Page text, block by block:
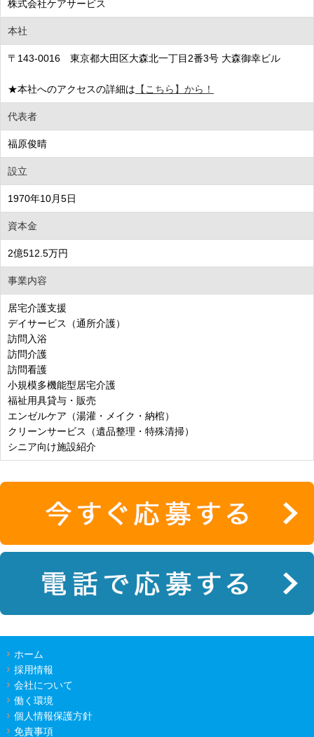
株式会社ケアサービス
本社
〒143-0016 東京都大田区大森北一丁目2番3号 大森御幸ビル
★本社へのアクセスの詳細は 【こちら】から！
代表者
福原俊晴
設立
1970年10月5日
資本金
2億512.5万円
事業内容
居宅介護支援
デイサービス（通所介護）
訪問入浴
訪問介護
訪問看護
小規模多機能型居宅介護
福祉用具貸与・販売
エンゼルケア（湯灌・メイク・納棺）
クリーンサービス（遺品整理・特殊清掃）
シニア向け施設紹介
ホーム
採用情報
会社について
働く環境
個人情報保護方針
免責事項